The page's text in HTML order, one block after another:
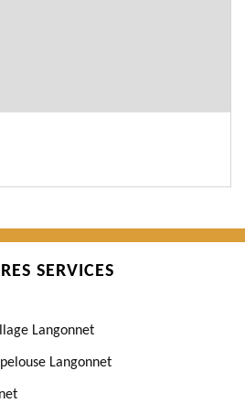
SERVICES
Langonnet
Langonnet